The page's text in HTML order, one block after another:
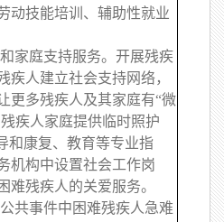
动技能培训、辅助性就业
家庭支持服务。开展残疾
疾人建立社会支持网络，
更多残疾人及其家庭有“微
疾人家庭提供临时照护
和康复、教育等专业指
机构中设置社会工作岗
难残疾人的关爱服务。
共事件中困难残疾人急难